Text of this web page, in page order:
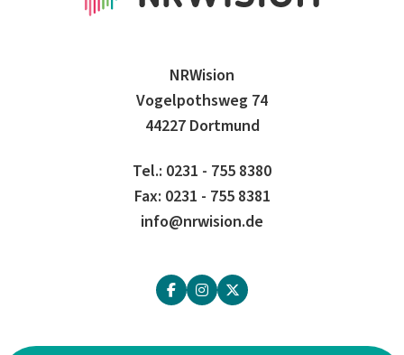
NRWision
Vogelpothsweg 74
44227 Dortmund
Tel.: 0231 - 755 8380
Fax: 0231 - 755 8381
info@nrwision.de